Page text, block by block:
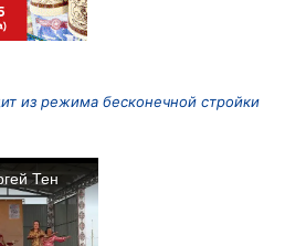
из режима бесконечной стройки